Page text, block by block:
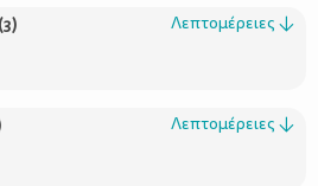
(3) Λεπτομέρειες ↓
Λεπτομέρειες ↓